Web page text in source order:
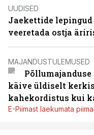
UUDISED
Jaekettide
veeretada ostja
MAJANDUSTULEMUSED
käive üldiselt
kahekordistus kui
E-Piimast laekumata